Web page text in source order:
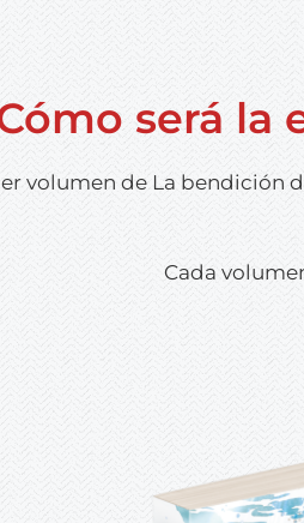
será la
volumen de La bendición
Cada